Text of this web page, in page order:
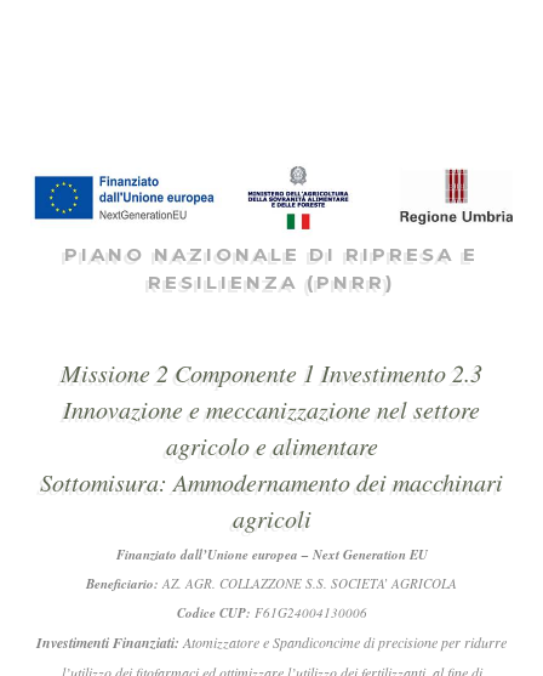
PIANO NAZIONALE DI RIPRESA E
RESILIENZA (PNRR)
Missione 2 Componente 1 Investimento 2.3
Innovazione e meccanizzazione nel settore
agricolo e alimentare
Sottomisura: Ammodernamento dei macchinari
agricoli
Finanziato dall’Unione europea – Next Generation EU
Beneficiario: AZ. AGR. COLLAZZONE S.S. SOCIETA’ AGRICOLA
Codice CUP: F61G24004130006
Investimenti Finanziati: Atomizzatore e Spandiconcime di precisione per ridurre